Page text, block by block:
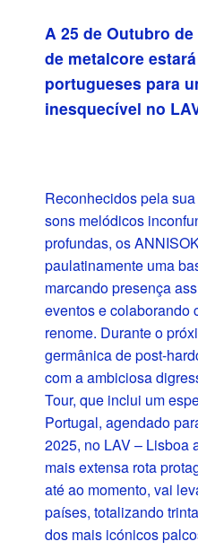
A 25 de Outubro
de metalcore
portugueses para
inesquecível no
Reconhecidos pela
sons melódicos
profundas, os
paulatinamente uma
marcando presença
eventos e colaborando
renome. Durante o
germânica de post-
com a ambiciosa
Tour, que inclui um
Portugal, agendado
2025, no LAV – Lisboa
mais extensa rota
até ao momento, vai
países, totalizando
dos mais icónicos